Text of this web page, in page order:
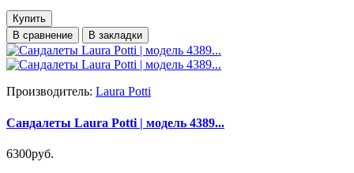
Купить
В сравнение
В закладки
Производитель: Laura Potti
Сандалеты Laura Potti | модель 4389...
6300руб.